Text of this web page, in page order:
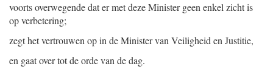
voorts overwegende dat er met deze Minister geen enkel zicht is
op verbetering;
zegt het vertrouwen op in de Minister van Veiligheid en Justitie,
en gaat over tot de orde van de dag.